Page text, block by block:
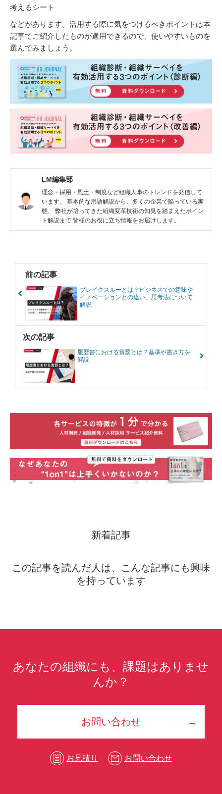
考えるシート
などがあります。活用する際に気をつけるべきポイントは本
記事でご紹介したものが適用できるので、使いやすいものを
選んでみましょう。
LM編集部
理念・採用・風土・制度など組織人事のトレンドを発信して
います。 基本的な用語解説から、多くの企業で陥っている実
態、 弊社が培ってきた組織変革技術の知見を踏まえたポイン
ト解説まで 皆様のお役に立ち情報をお届けします。
前の記事
ブレイクスルーとは？ビジネスでの意味や
イノベーションとの違い、思考法について
解説
次の記事
履歴書における賞罰とは？基準や書き方を
解説
新着記事
この記事を読んだ人は、こんな記事にも興味
を持っています
あなたの組織にも、課題はありませ
んか？
お問い合わせ
お見積り お問い合わせ